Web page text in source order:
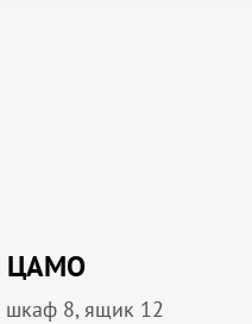
ЦАМО
шкаф 8, ящик 12